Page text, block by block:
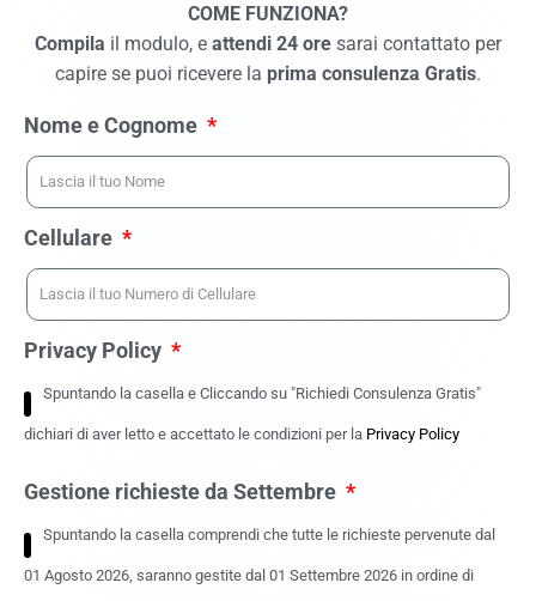
COME FUNZIONA?
Compila il modulo, e attendi 24 ore sarai contattato per
capire se puoi ricevere la prima consulenza Gratis.
Nome e Cognome
Cellulare
Privacy Policy
Spuntando la casella e Cliccando su "Richiedi Consulenza Gratis"
dichiari di aver letto e accettato le condizioni per la Privacy Policy
Gestione richieste da Settembre
Spuntando la casella comprendi che tutte le richieste pervenute dal
01 Agosto 2026, saranno gestite dal 01 Settembre 2026 in ordine di